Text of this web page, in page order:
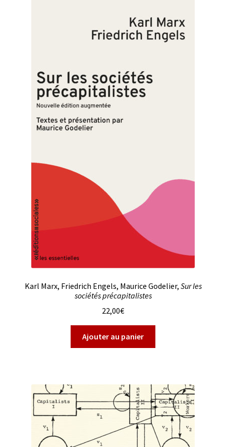
Karl Marx, Friedrich Engels, Maurice Godelier, Sur les
sociétés précapitalistes
22,00€
Ajouter au panier